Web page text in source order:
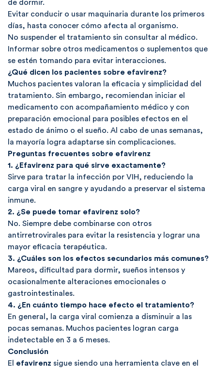
de dormir.
Evitar conducir o usar maquinaria durante los primeros
días, hasta conocer cómo afecta al organismo.
No suspender el tratamiento sin consultar al médico.
Informar sobre otros medicamentos o suplementos que
se estén tomando para evitar interacciones.
¿Qué dicen los pacientes sobre efavirenz?
Muchos pacientes valoran la eficacia y simplicidad del
tratamiento. Sin embargo, recomiendan iniciar el
medicamento con acompañamiento médico y con
preparación emocional para posibles efectos en el
estado de ánimo o el sueño. Al cabo de unas semanas,
la mayoría logra adaptarse sin complicaciones.
Preguntas frecuentes sobre efavirenz
1. ¿Efavirenz para qué sirve exactamente?
Sirve para tratar la infección por VIH, reduciendo la
carga viral en sangre y ayudando a preservar el sistema
inmune.
2. ¿Se puede tomar efavirenz solo?
No. Siempre debe combinarse con otros
antirretrovirales para evitar la resistencia y lograr una
mayor eficacia terapéutica.
3. ¿Cuáles son los efectos secundarios más comunes?
Mareos, dificultad para dormir, sueños intensos y
ocasionalmente alteraciones emocionales o
gastrointestinales.
4. ¿En cuánto tiempo hace efecto el tratamiento?
En general, la carga viral comienza a disminuir a las
pocas semanas. Muchos pacientes logran carga
indetectable en 3 a 6 meses.
Conclusión
El efavirenz sigue siendo una herramienta clave en el